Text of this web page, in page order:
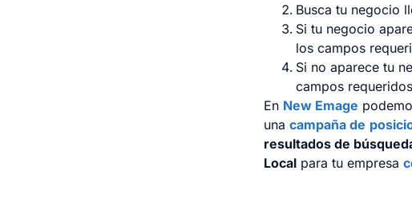
Busca tu negocio
Si tu negocio
los campos
Si no aparece tu
campos
En New Emage
unacampaña de
resultados de
Local para tu empresa